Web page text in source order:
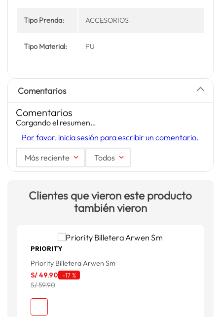
Tipo Prenda: ACCESORIOS
Tipo Material: PU
Comentarios
Comentarios
Cargando el resumen…
Por favor, inicia sesión para escribir un comentario.
Más reciente Todos
Clientes que vieron este producto
también vieron
PRIORITY
Priority Billetera Arwen Sm
S/49.90 -17 %
S/ 59.90